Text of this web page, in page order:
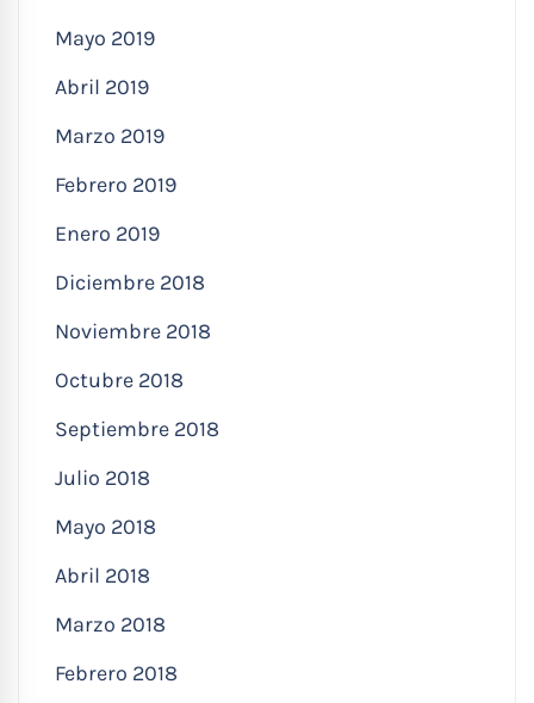
Mayo 2019
Abril 2019
Marzo 2019
Febrero 2019
Enero 2019
Diciembre 2018
Noviembre 2018
Octubre 2018
Septiembre 2018
Julio 2018
Mayo 2018
Abril 2018
Marzo 2018
Febrero 2018